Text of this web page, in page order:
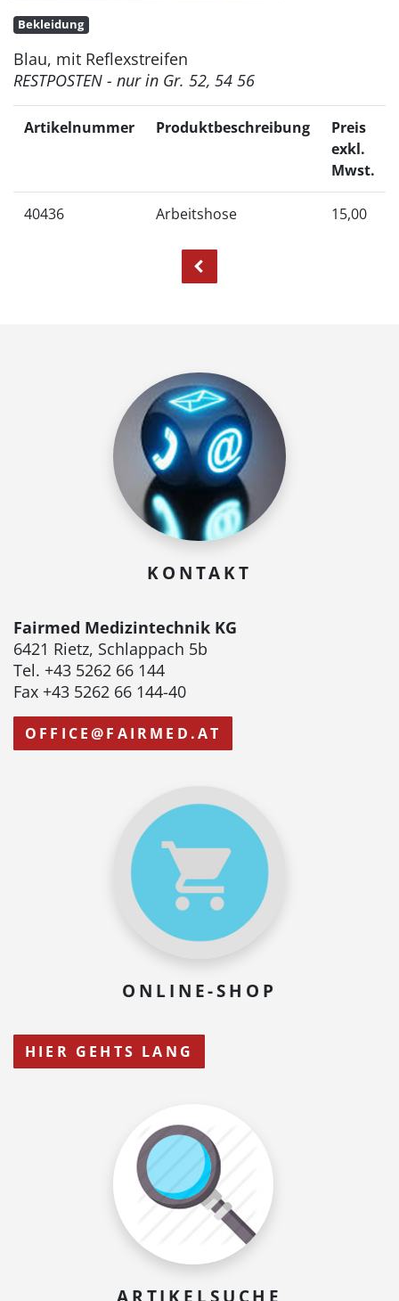
Bekleidung
Blau, mit Reflexstreifen
RESTPOSTEN - nur in Gr. 52, 54 56
Artikelnummer Produktbeschreibung
Preis
exkl.
Mwst.
40436 Arbeitshose 15,00
KONTAKT
Fairmed Medizintechnik KG
6421 Rietz, Schlappach 5b
Tel. +43 5262 66 144
Fax +43 5262 66 144-40
OFFICE@FAIRMED.AT
ONLINE-SHOP
HIER GEHTS LANG